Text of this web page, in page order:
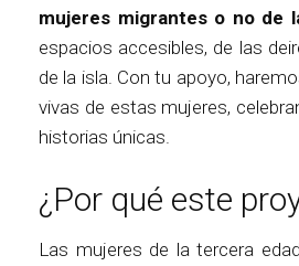
mujeres migrantes o no de
espacios accesibles, de las
de la isla. Con tu apoyo,
vivas de estas mujeres,
historias únicas.
¿Por qué este
Las mujeres de la tercera